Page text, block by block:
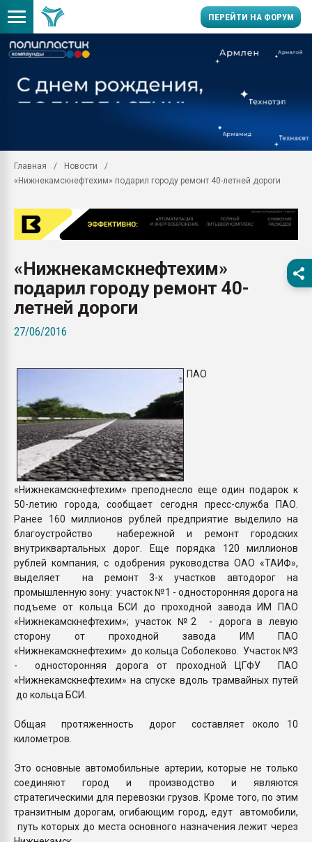
ПЕРЕЙТИ НА ФОРУМ
заводу пластмасс"
Подмосковье, Москва
28.07.2026
пластмасс
28.07.2026
Главная
Новости
«Нижнекамскнефтехим» подарил городу ремонт 40-летней дороги
«Нижнекамскнефтехим»
подарил городу ремонт 40-
летней дороги
27/06/2016
ПАО
«Нижнекамскнефтехим» преподнесло еще один подарок к
50-летию города, сообщает сегодня пресс-служба ПАО.
Ранее 160 миллионов рублей предприятие выделило на
благоустройство набережной и ремонт городских
внутриквартальных дорог. Еще порядка 120 миллионов
рублей компания, с одобрения руководства ОАО «ТАИФ»,
выделяет на ремонт 3-х участков автодорог на
промышленную зону: участок №1 - односторонняя дорога на
подъеме от кольца БСИ до проходной завода ИМ ПАО
«Нижнекамскнефтехим»; участок №2 - дорога в левую
сторону от проходной завода ИМ ПАО
«Нижнекамскнефтехим» до кольца Соболеково. Участок №3
- односторонняя дорога от проходной ЦГФУ ПАО
«Нижнекамскнефтехим» на спуске вдоль трамвайных путей
до кольца БСИ.
Общая протяженность дорог составляет около 10
километров.
Это основные автомобильные артерии, которые не только
соединяют город и производство и являются
стратегическими для перевозки грузов. Кроме того, по этим
транзитным дорогам, огибающим город, едут автомобили,
путь которых до места основного назначения лежит через